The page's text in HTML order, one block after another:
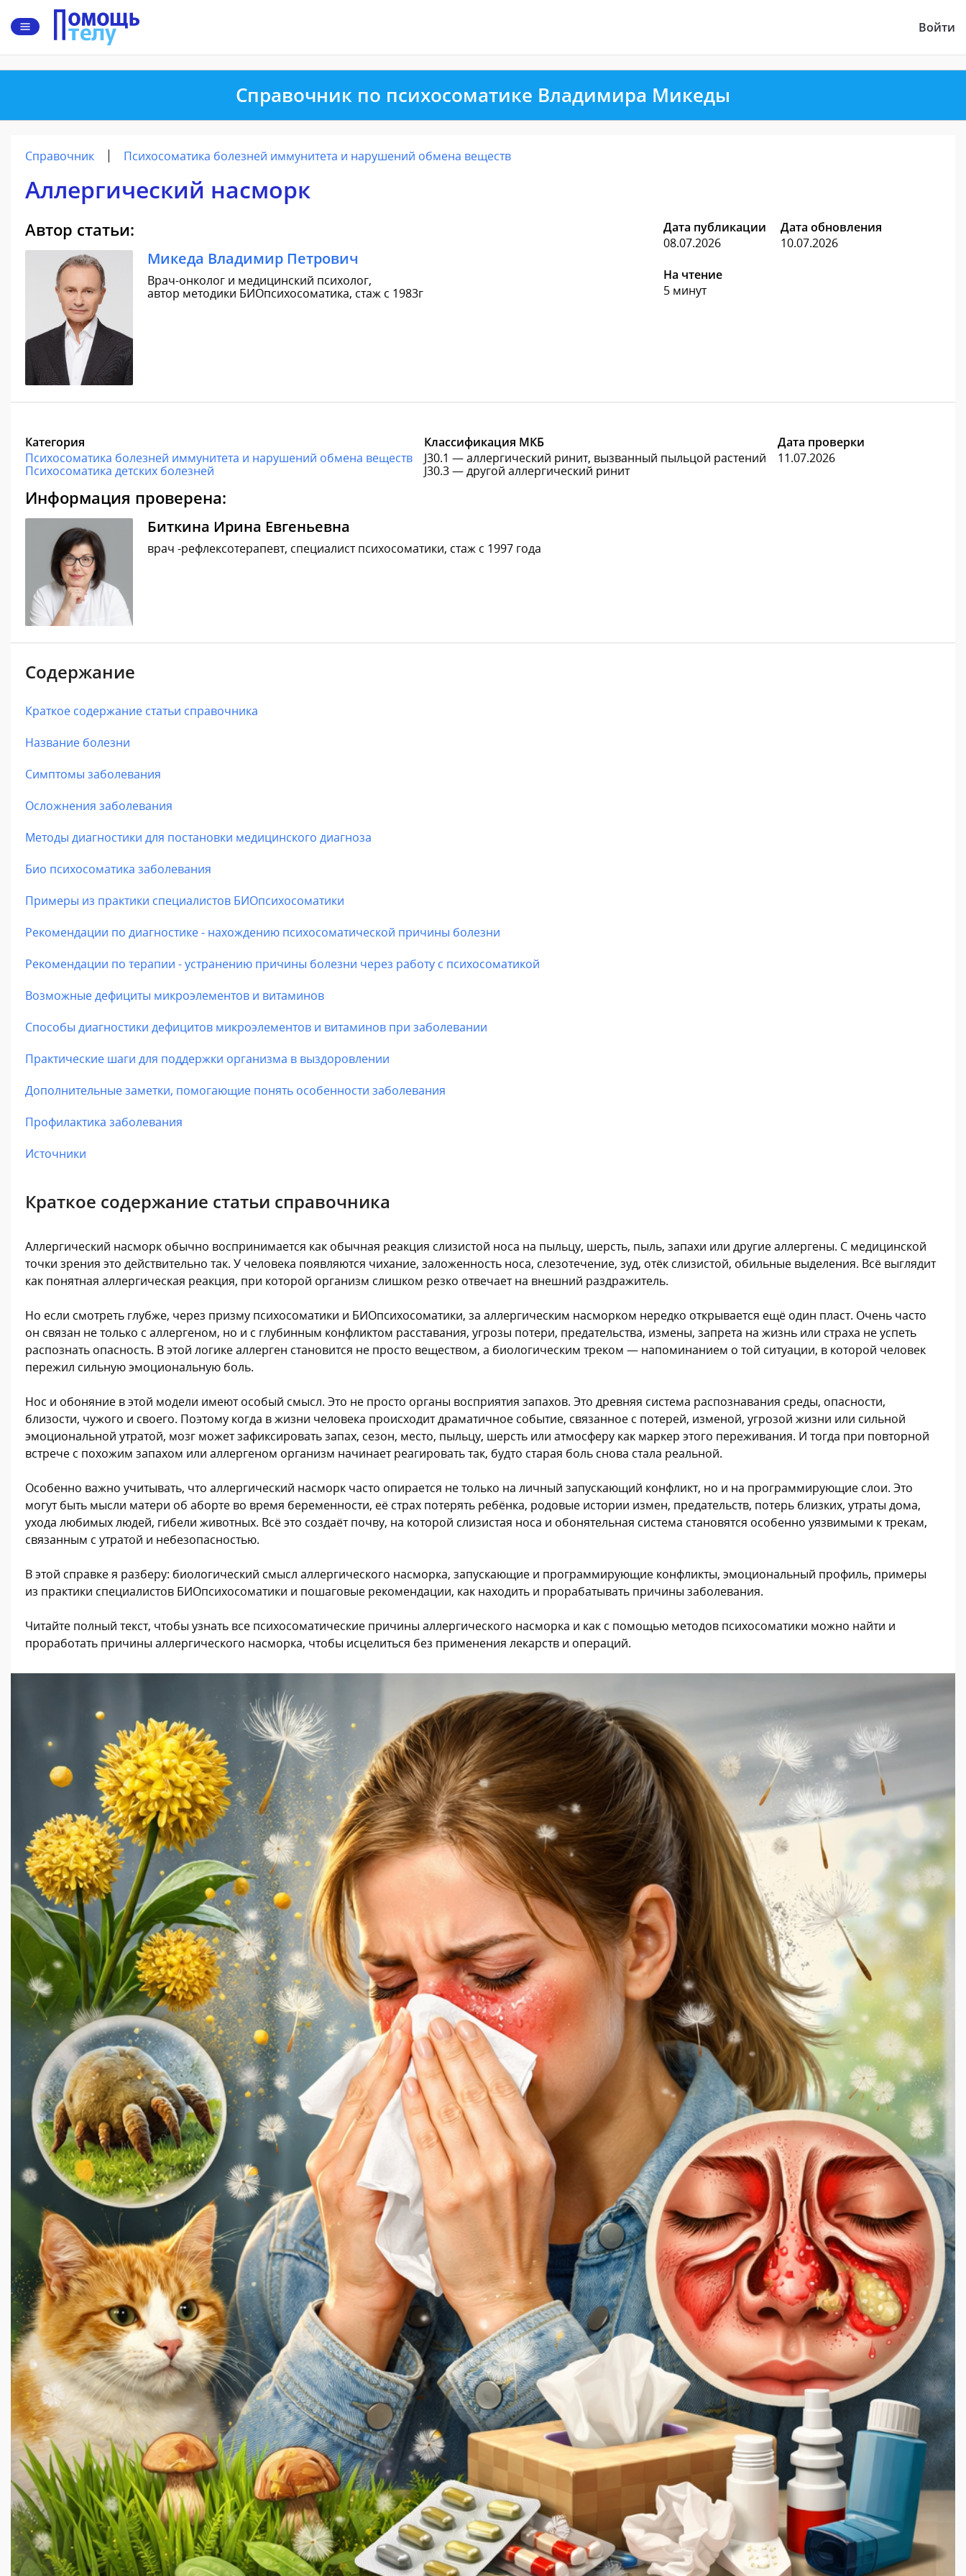
Войти
Справочник по психосоматике Владимира Микеды
Справочник Психосоматика болезней иммунитета и нарушений обмена веществ
Аллергический насморк
Автор статьи:
Микеда Владимир Петрович
Врач-онколог и медицинский психолог,
автор методики БИОпсихосоматика, стаж с 1983г
Дата публикации
08.07.2026
Дата обновления
10.07.2026
На чтение
5 минут
Категория
Психосоматика болезней иммунитета и нарушений обмена веществ
Психосоматика детских болезней
Классификация МКБ
J30.1 — аллергический ринит, вызванный пыльцой растений
J30.3 — другой аллергический ринит
Дата проверки
11.07.2026
Информация проверена:
Биткина Ирина Евгеньевна
врач -рефлексотерапевт, специалист психосоматики, стаж с 1997 года
Содержание
Краткое содержание статьи справочника
Название болезни
Симптомы заболевания
Осложнения заболевания
Методы диагностики для постановки медицинского диагноза
Био психосоматика заболевания
Примеры из практики специалистов БИОпсихосоматики
Рекомендации по диагностике - нахождению психосоматической причины болезни
Рекомендации по терапии - устранению причины болезни через работу с психосоматикой
Возможные дефициты микроэлементов и витаминов
Способы диагностики дефицитов микроэлементов и витаминов при заболевании
Практические шаги для поддержки организма в выздоровлении
Дополнительные заметки, помогающие понять особенности заболевания
Профилактика заболевания
Источники
Краткое содержание статьи справочника
Аллергический насморк обычно воспринимается как обычная реакция слизистой носа на пыльцу, шерсть, пыль, запахи или другие аллергены. С медицинской
точки зрения это действительно так. У человека появляются чихание, заложенность носа, слезотечение, зуд, отёк слизистой, обильные выделения. Всё выглядит
как понятная аллергическая реакция, при которой организм слишком резко отвечает на внешний раздражитель.
Но если смотреть глубже, через призму психосоматики и БИОпсихосоматики, за аллергическим насморком нередко открывается ещё один пласт. Очень часто
он связан не только с аллергеном, но и с глубинным конфликтом расставания, угрозы потери, предательства, измены, запрета на жизнь или страха не успеть
распознать опасность. В этой логике аллерген становится не просто веществом, а биологическим треком — напоминанием о той ситуации, в которой человек
пережил сильную эмоциональную боль.
Нос и обоняние в этой модели имеют особый смысл. Это не просто органы восприятия запахов. Это древняя система распознавания среды, опасности,
близости, чужого и своего. Поэтому когда в жизни человека происходит драматичное событие, связанное с потерей, изменой, угрозой жизни или сильной
эмоциональной утратой, мозг может зафиксировать запах, сезон, место, пыльцу, шерсть или атмосферу как маркер этого переживания. И тогда при повторной
встрече с похожим запахом или аллергеном организм начинает реагировать так, будто старая боль снова стала реальной.
Особенно важно учитывать, что аллергический насморк часто опирается не только на личный запускающий конфликт, но и на программирующие слои. Это
могут быть мысли матери об аборте во время беременности, её страх потерять ребёнка, родовые истории измен, предательств, потерь близких, утраты дома,
ухода любимых людей, гибели животных. Всё это создаёт почву, на которой слизистая носа и обонятельная система становятся особенно уязвимыми к трекам,
связанным с утратой и небезопасностью.
В этой справке я разберу: биологический смысл аллергического насморка, запускающие и программирующие конфликты, эмоциональный профиль, примеры
из практики специалистов БИОпсихосоматики и пошаговые рекомендации, как находить и прорабатывать причины заболевания.
Читайте полный текст, чтобы узнать все психосоматические причины аллергического насморка и как с помощью методов психосоматики можно найти и
проработать причины аллергического насморка, чтобы исцелиться без применения лекарств и операций.